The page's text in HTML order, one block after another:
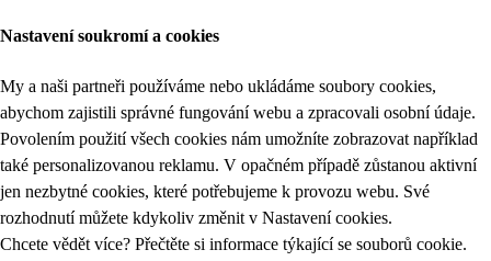
Nastavení soukromí a cookies
My a naši partneři používáme nebo ukládáme soubory cookies,
abychom zajistili správné fungování webu a zpracovali osobní údaje.
Povolením použití všech cookies nám umožníte zobrazovat například
také personalizovanou reklamu. V opačném případě zůstanou aktivní
jen nezbytné cookies, které potřebujeme k provozu webu. Své
rozhodnutí můžete kdykoliv změnit v Nastavení cookies.
Chcete vědět více? Přečtěte si informace týkající se souborů cookie.